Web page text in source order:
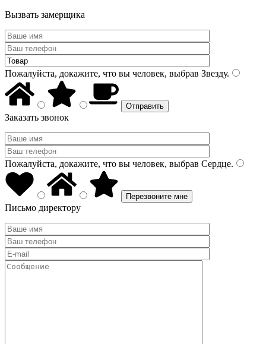
Вызвать замерщика
Пожалуйста, докажите, что вы человек, выбрав Звезду.
Заказать звонок
Пожалуйста, докажите, что вы человек, выбрав Сердце.
Письмо директору